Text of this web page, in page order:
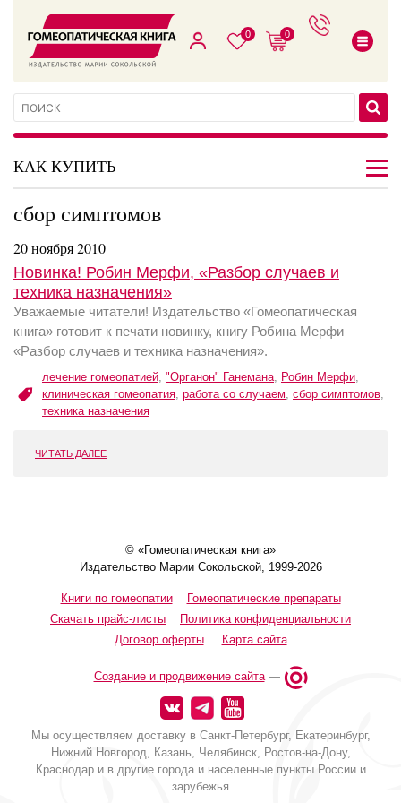
0 0
КАК КУПИТЬ
сбор симптомов
20 ноября 2010
Новинка! Робин Мерфи, «Разбор случаев и
техника назначения»
Уважаемые читатели! Издательство «Гомеопатическая
книга» готовит к печати новинку, книгу Робина Мерфи
«Разбор случаев и техника назначения».
лечение гомеопатией, "Органон" Ганемана, Робин Мерфи,
клиническая гомеопатия, работа со случаем, сбор симптомов,
техника назначения
ЧИТАТЬ ДАЛЕЕ
© «Гомеопатическая книга»
Издательство Марии Сокольской, 1999-2026
Книги по гомеопатии
Гомеопатические препараты
Скачать прайс-листы
Политика конфиденциальности
Договор оферты
Карта сайта
Создание и продвижение сайта—
Мы осуществляем доставку в Санкт-Петербург, Екатеринбург,
Нижний Новгород, Казань, Челябинск, Ростов-на-Дону,
Краснодар и в другие города и населенные пункты России и
зарубежья